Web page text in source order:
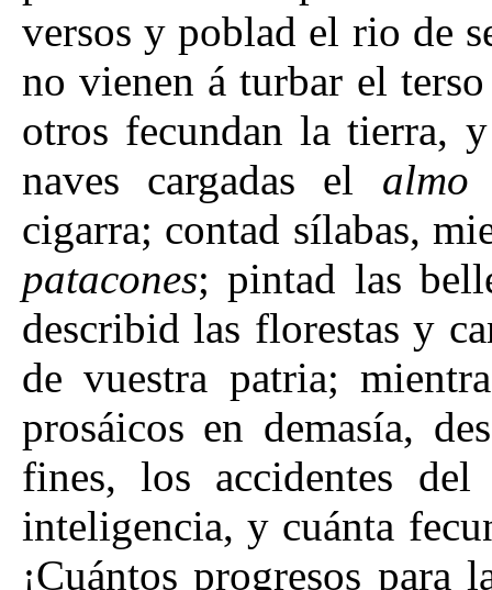
versos y poblad el rio de
no vienen á turbar el
otros fecundan la tierra,
naves cargadas el almo
cigarra; contad sílabas,
patacones; pintad las
describid las florestas y
de vuestra patria;
prosáicos en demasía,
fines, los accidentes
inteligencia, y cuánta
¡Cuántos progresos